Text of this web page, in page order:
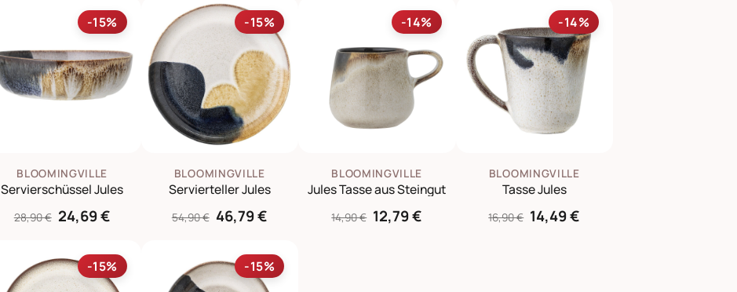
-15%
BLOOMINGVILLE
Servierschüssel Jules
28,90 € 24,69 €
-15%
BLOOMINGVILLE
Servierteller Jules
54,90 € 46,79 €
-14%
BLOOMINGVILLE
Jules Tasse aus Steingut
14,90 € 12,79 €
-14%
BLOOMINGVILLE
Tasse Jules
16,90 € 14,49 €
-15% -15%